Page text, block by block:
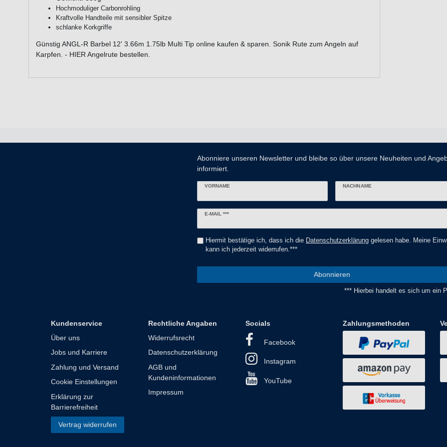
Hochmoduliger Carbonrohling
Kraftvolle Handteile mit sensibler Spitze
schlanke Korkgriffe
Günstig ANGL-R Barbel 12' 3.66m 1.75lb Multi Tip online kaufen & sparen. Sonik Rute zum Angeln auf
Karpfen. - HIER Angelrute bestellen.
Abonniere unseren Newsletter und bleibe so über unsere Neuheiten und
informiert.
VORNAME NACHNAME
E-MAIL ***
Newsletter
Hiermit bestätige ich, dass ich die Daten­schutz­erklärung gelesen habe. Meine
kann ich jederzeit widerrufen.***
Abonnieren
*** Hierbei handelt es sich um ein
Kundenservice
Über uns
Jobs und Karriere
Zahlung und Versand
Cookie Einstellungen
Erklärung zur
Barrierefreiheit
Vertrag widerrufen
Rechtliche Angaben
Widerrufsrecht
Datenschutzerklärung
AGB und
Kundeninformationen
Impressum
Socials
Facebook
Instagram
YouTube
Zahlungsmethoden